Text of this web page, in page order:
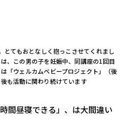
とてもおとなしく抱っこさせてくれまし
、この男の子を妊娠中、同講座の1回目
「ウェルカムベビープロジェクト」（後
も活動に関わり続けています
間昼寝できる」、は大間違い